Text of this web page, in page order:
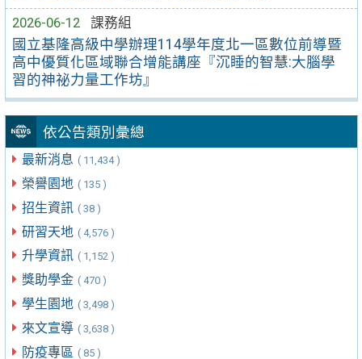
2026-06-12
課務組
國立基隆高級中學辦理114學年度北一區數位前導暨
高中優質化區域聯合增能講座『沉睡的智慧:大腦學
習的神祕力量工作坊』
依公告類別彙總
最新消息 ( 11,434 )
榮譽園地 ( 135 )
招生資訊 ( 38 )
研習天地 ( 4,576 )
升學資訊 ( 1,152 )
獎助學金 ( 470 )
學生園地 ( 3,498 )
來文宣導 ( 3,638 )
防疫專區 ( 85 )